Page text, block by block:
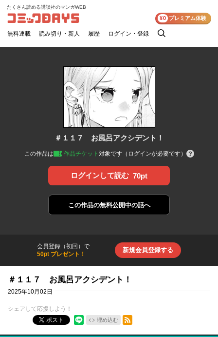
コミックDAYS
たくさん読める講談社のマンガWEB
無料連載 読み切り・新人 履歴 ログイン・登録
検
¥0 プレミアム体験
＃１１７ お風呂アクシデント！
この作品は 作品チケット 対象です（ログインが必要です）
ログインして読む 70pt
この作品の無料公開中の話へ
会員登録（初回）で
50pt プレゼント！
新規会員登録する
＃１１７ お風呂アクシデント！
2025年10月02日
シェアして応援しよう！
ポスト
埋め込む
RSSフィード